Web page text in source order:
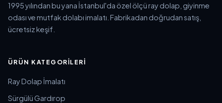
1995 yılından bu yana İstanbul'da özel ölçü ray dolap, giyinme
odası ve mutfak dolabı imalatı. Fabrikadan doğrudan satış,
ücretsiz keşif.
ÜRÜN KATEGORILERI
Ray Dolap İmalatı
Sürgülü Gardırop